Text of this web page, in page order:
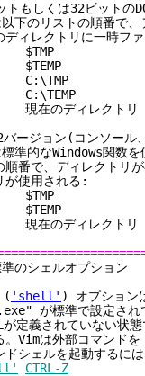
トもしくは32ビットの
下のリストの順番で
ディレクトリに一時フ
のディレクトリ
バージョン(コンソール
準的なWindows関数
順番で、ディレクトリ
が使用される:
のディレクトリ
標準のシ
( 'shell' ) オプション
が標準で設定され
が定義されていない状態
。Vimは外部コマンド
ドシェルを起動するには
CTRL-Z